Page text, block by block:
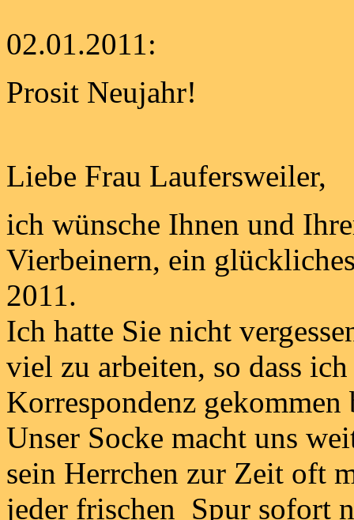
02.01.2011:
Prosit Neujahr!
Liebe Frau Laufersweiler,
ich wünsche Ihnen und
Vierbeinern, ein
2011.
Ich hatte Sie nicht
viel zu arbeiten, so dass
Korrespondenz gekommen
Unser Socke macht uns
sein Herrchen zur Zeit oft
jeder frischen Spur sofort